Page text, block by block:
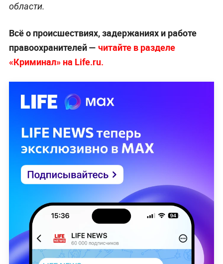
области.
Всё о происшествиях, задержаниях и работе
правоохранителей — читайте в разделе
«Криминал» на Life.ru.